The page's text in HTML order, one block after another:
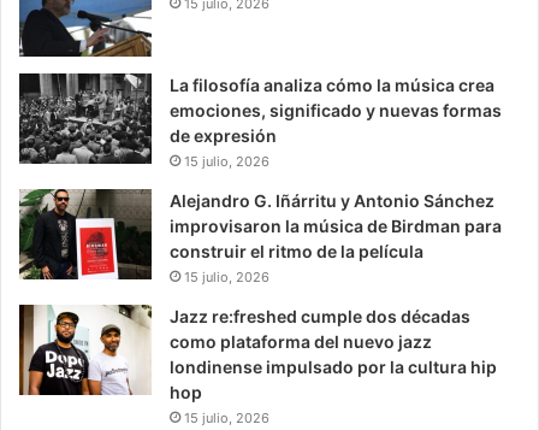
La filosofía analiza cómo la música crea
emociones, significado y nuevas formas
de expresión
15 julio, 2026
Alejandro G. Iñárritu y Antonio Sánchez
improvisaron la música de Birdman para
construir el ritmo de la película
15 julio, 2026
Jazz re:freshed cumple dos décadas
como plataforma del nuevo jazz
londinense impulsado por la cultura hip
hop
15 julio, 2026